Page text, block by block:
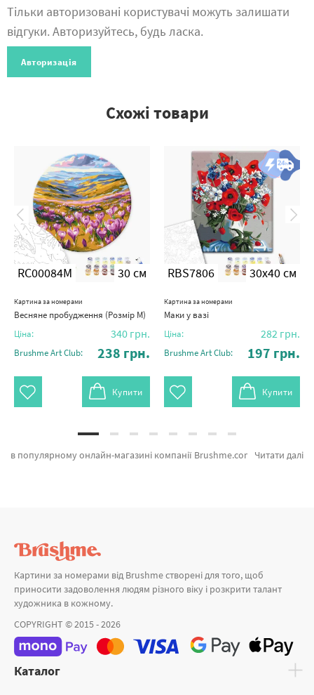
Тільки авторизовані користувачі можуть залишати
відгуки. Авторизуйтесь, будь ласка.
Авторизація
Схожі товари
RC00084M 30 см
Картина за номерами
Весняне пробудження (Розмір M)
Ціна: 340 грн.
Brushme Art Club: 238 грн.
Купити
RBS7806 30x40 см
Картина за номерами
Маки у вазі
Ціна: 282 грн.
Brushme Art Club: 197 грн.
Купити
Читати далі
в популярному онлайн-магазині компанії Brushme.com.ua. В даному місці можливо швидко купити Картина за номерами Пионы и виноград від признаного виробника Brushme який порадує ціновою політикою. Весь асортимент категорії «» розроблено нашими дизайнерами. Ромашки біля гір, Весняні квіти и Фантазійні квіти а также виробників за привабливими цінами. Оформлюючи замовлення Дівчинка або картина за номерами птиці, швидко відправимо в Миколаїв або невелике місто України. Олень разом з картини за номерами корабель, замовляйте прямо зараз!
Картини за номерами від Brushme створені для того, щоб
приносити задоволення людям різного віку і розкрити талант
художника в кожному.
COPYRIGHT © 2015 - 2026
Каталог